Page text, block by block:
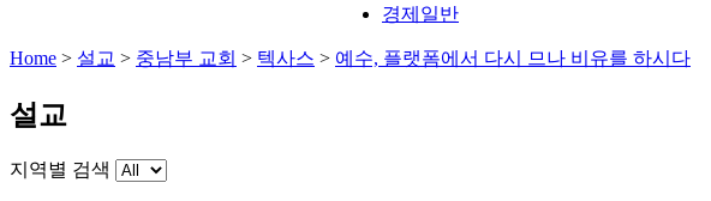
경제일반
Home > 설교 > 중남부 교회 > 텍사스 > 예수, 플랫폼에서 다시 므나 비유를 하시다
설교
지역별 검색